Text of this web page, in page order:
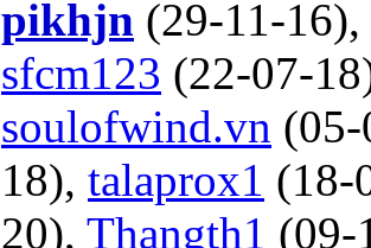
pikhjn (29-11-16),
sfcm123 (22-07-
soulofwind.vn
18), talaprox1 (18-
20), Thangth1